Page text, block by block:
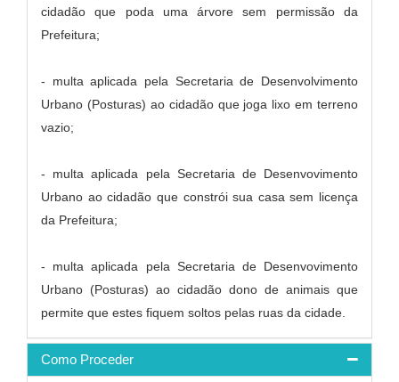
cidadão que poda uma árvore sem permissão da
Prefeitura;
- multa aplicada pela Secretaria de Desenvolvimento
Urbano (Posturas) ao cidadão que joga lixo em terreno
vazio;
- multa aplicada pela Secretaria de Desenvovimento
Urbano ao cidadão que constrói sua casa sem licença
da Prefeitura;
- multa aplicada pela Secretaria de Desenvovimento
Urbano (Posturas) ao cidadão dono de animais que
permite que estes fiquem soltos pelas ruas da cidade.
Como Proceder